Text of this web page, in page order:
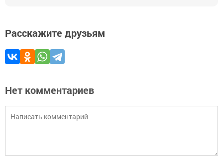
Расскажите друзьям
Нет комментариев